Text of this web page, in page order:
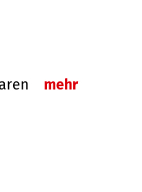
mehr